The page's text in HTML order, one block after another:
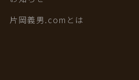
片岡義男.comとは